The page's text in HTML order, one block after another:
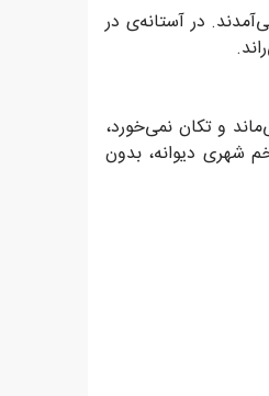
در آستانه‌ی در
و تکان نمی‌خورد،
شهری دیوانه، بدون